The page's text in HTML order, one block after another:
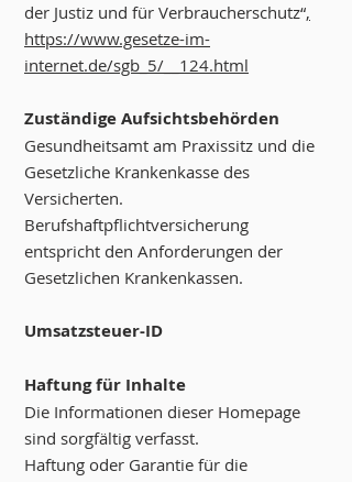
der Justiz und für Verbraucherschutz“,
https://www.gesetze-im-
internet.de/sgb_5/__124.html
Zuständige Aufsichtsbehörden
Gesundheitsamt am Praxissitz und die
Gesetzliche Krankenkasse des
Versicherten.
Berufshaftpflichtversicherung
entspricht den Anforderungen der
Gesetzlichen Krankenkassen.
Umsatzsteuer-ID
Haftung für Inhalte
Die Informationen dieser Homepage
sind sorgfältig verfasst.
Haftung oder Garantie für die